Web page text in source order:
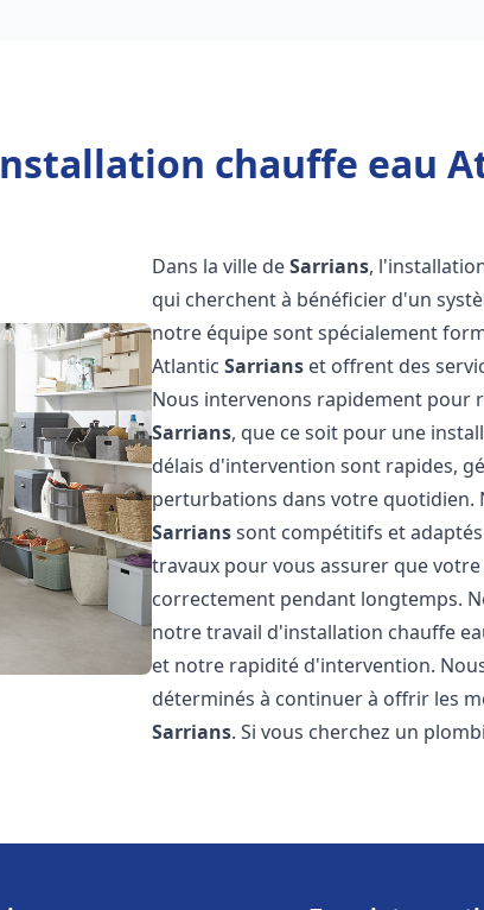
chauffe eau
Dans la ville deSarrians,
qui cherchent à bénéficier d'un
notre équipe sont spécialement
AtlanticSarrians et offrent des
Nous intervenons rapidement pour
Sarrians, que ce soit pour une
délais d'intervention sont rapides,
perturbations dans votre quotidien.
Sarrianssont compétitifs et
travaux pour vous assurer que
correctement pendant longtemps.
notre travail d'installation chauffe
et notre rapidité d'intervention.
déterminés à continuer à offrir les
Sarrians. Si vous cherchez un